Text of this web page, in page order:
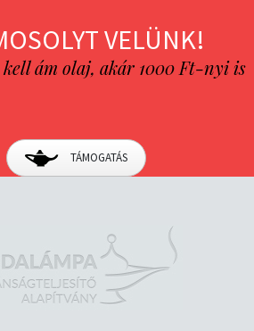
VELÜNK!
kell ám olaj, akár 1000 Ft-nyi is
TÁMOGATÁS